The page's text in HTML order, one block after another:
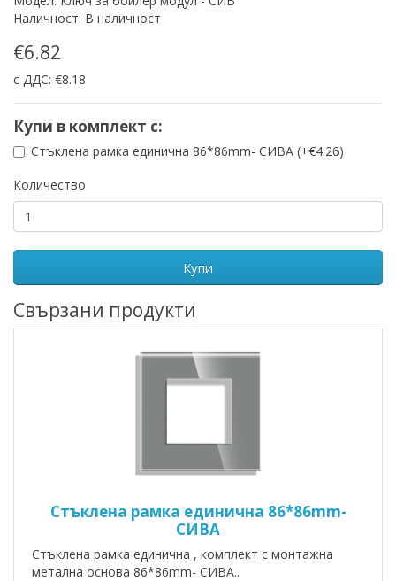
Наличност: В наличност
€6.82
с ДДС: €8.18
Купи в комплект с:
Стъклена рамка единична 86*86mm- СИВА (+€4.26)
Количество
Купи
Свързани продукти
Стъклена рамка единична 86*86mm-
СИВА
Стъклена рамка единична , комплект с монтажна
метална основа 86*86mm- СИВА..